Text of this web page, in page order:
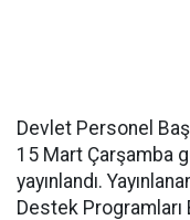
Devlet Personel
15 Mart Çarşamba
yayınlandı.
Destek Programları